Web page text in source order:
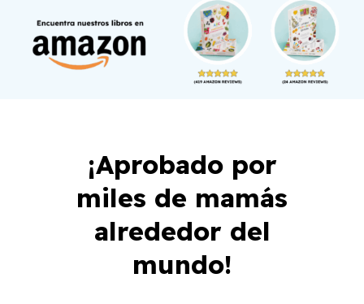
¡Aprobado por
miles de mamás
alrededor del
mundo!